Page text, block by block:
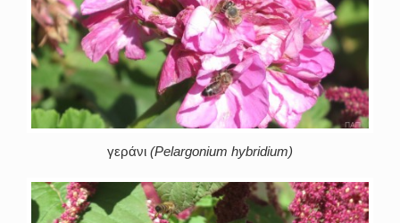
γεράνι (Pelargonium hybridium)